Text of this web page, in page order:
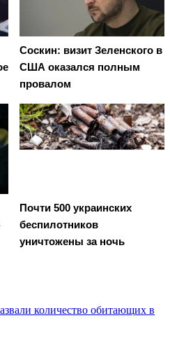
Соскин: визит Зеленского в
США оказался полным
провалом
Почти 500 украинских
беспилотников
уничтожены за ночь
количество обитающих в